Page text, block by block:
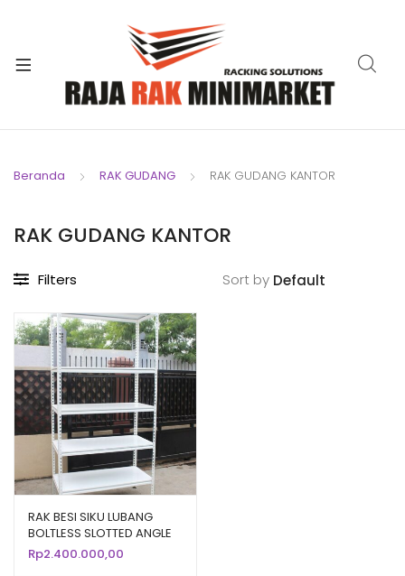
Beranda RAK GUDANG RAK GUDANG KANTOR
RAK GUDANG KANTOR
Filters Sort by
RAK BESI SIKU LUBANG
BOLTLESS SLOTTED ANGLE
TIPE GTM-100
Rp2.400.000,00